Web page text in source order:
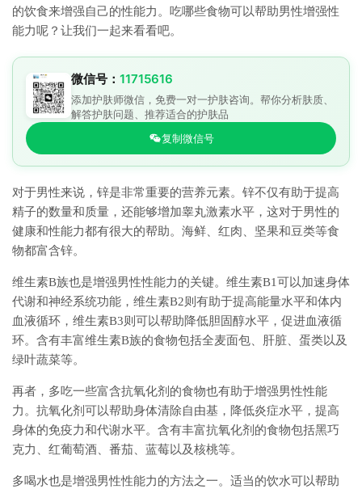
的饮食来增强自己的性能力。吃哪些食物可以帮助男性增强性
能力呢？让我们一起来看看吧。
微信号： 11715616
添加护肤师微信，免费一对一护肤咨询。帮你分析肤质、
解答护肤问题、推荐适合的护肤品
复制微信号
对于男性来说，锌是非常重要的营养元素。锌不仅有助于提高
精子的数量和质量，还能够增加睾丸激素水平，这对于男性的
健康和性能力都有很大的帮助。海鲜、红肉、坚果和豆类等食
物都富含锌。
维生素B族也是增强男性性能力的关键。维生素B1可以加速身体
代谢和神经系统功能，维生素B2则有助于提高能量水平和体内
血液循环，维生素B3则可以帮助降低胆固醇水平，促进血液循
环。含有丰富维生素B族的食物包括全麦面包、肝脏、蛋类以及
绿叶蔬菜等。
再者，多吃一些富含抗氧化剂的食物也有助于增强男性性能
力。抗氧化剂可以帮助身体清除自由基，降低炎症水平，提高
身体的免疫力和代谢水平。含有丰富抗氧化剂的食物包括黑巧
克力、红葡萄酒、番茄、蓝莓以及核桃等。
多喝水也是增强男性性能力的方法之一。适当的饮水可以帮助